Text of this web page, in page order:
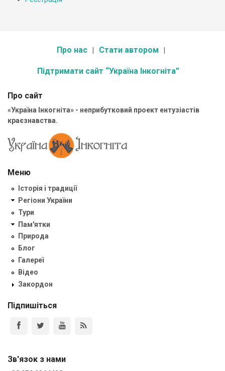
Про нас Стати автором
Підтримати сайт “Україна Інкогніта”
Про сайт
«Україна Інкогніта» - неприбутковий проект ентузіастів
краєзнавства.
Меню
Історія і традиції
Регіони України
Тури
Пам'ятки
Природа
Блог
Галереї
Відео
Закордон
Підпишіться
Зв'язок з нами